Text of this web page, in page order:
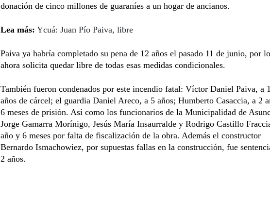
donación de cinco millones de guaraníes a un hogar de ancianos.
Lea más: Ycuá: Juan Pío Paiva, libre
Paiva ya habría completado su pena de 12 años el pasado 11 de junio, por
ahora solicita quedar libre de todas esas medidas condicionales.
También fueron condenados por este incendio fatal: Víctor Daniel Paiva, a
años de cárcel; el guardia Daniel Areco, a 5 años; Humberto Casaccia, a 2
6 meses de prisión. Así como los funcionarios de la Municipalidad de
Jorge Gamarra Morínigo, Jesús María Insaurralde y Rodrigo Castillo
año y 6 meses por falta de fiscalización de la obra. Además el constructor
Bernardo Ismachowiez, por supuestas fallas en la construcción, fue
2 años.